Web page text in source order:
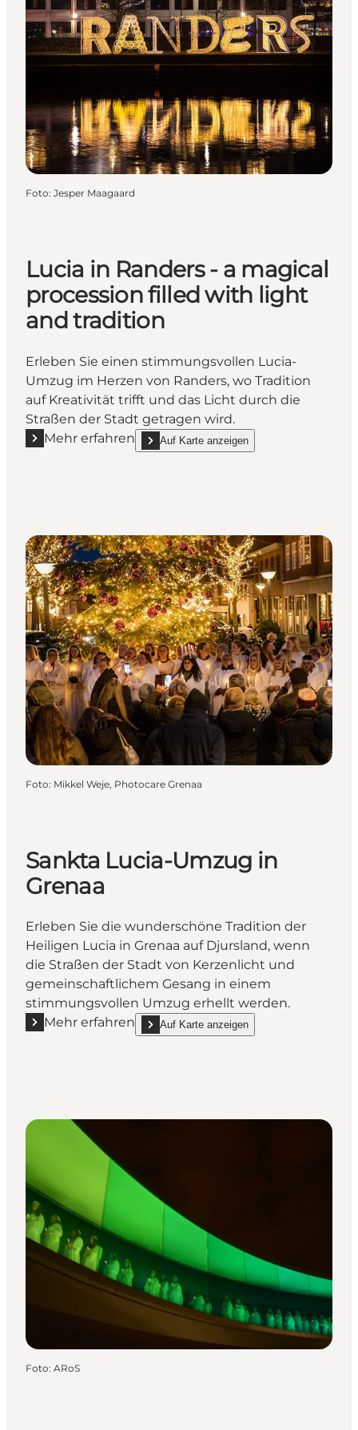
Foto: Jesper Maagaard
Lucia in Randers - a magical
procession filled with light
and tradition
Erleben Sie einen stimmungsvollen Lucia-
Umzug im Herzen von Randers, wo Tradition
auf Kreativität trifft und das Licht durch die
Straßen der Stadt getragen wird.
Mehr erfahren
Mehr erfahren "Lucia in Randers - a magical
Auf Karte anzeigen
show Lucia in Randers - a magical
Foto: Mikkel Weje, Photocare Grenaa
Sankta Lucia-Umzug in
Grenaa
Erleben Sie die wunderschöne Tradition der
Heiligen Lucia in Grenaa auf Djursland, wenn
die Straßen der Stadt von Kerzenlicht und
gemeinschaftlichem Gesang in einem
stimmungsvollen Umzug erhellt werden.
Mehr erfahren
Mehr erfahren "Sankta Lucia-Umzug in Grenaa"
Auf Karte anzeigen
show Sankta Lucia-Umzug in Grenaa on_map
Foto: ARoS